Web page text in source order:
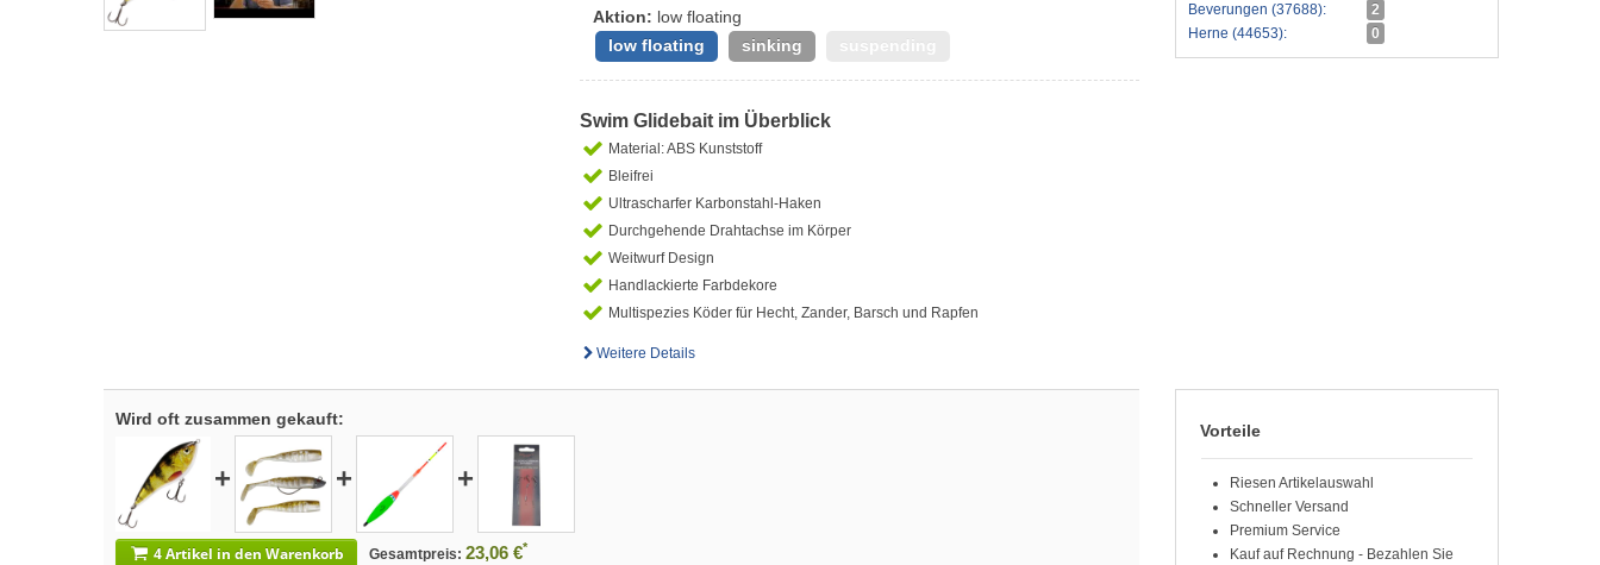
Aktion: low floating
low floating sinking suspending
Swim Glidebait im Überblick
Material: ABS Kunststoff
Bleifrei
Ultrascharfer Karbonstahl-Haken
Durchgehende Drahtachse im Körper
Weitwurf Design
Handlackierte Farbdekore
Multispezies Köder für Hecht, Zander, Barsch und Rapfen
Weitere Details
Beverungen (37688):
2
Herne (44653):
0
Wird oft zusammen gekauft:
+ + +
4 Artikel in den Warenkorb Gesamtpreis: 23,06 €*
Vorteile
Riesen Artikelauswahl
Schneller Versand
Premium Service
Kauf auf Rechnung - Bezahlen Sie